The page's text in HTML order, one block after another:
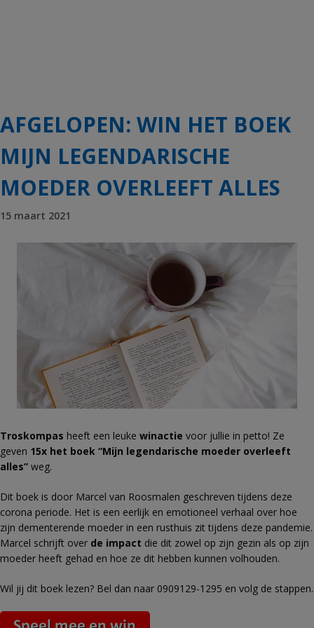
AFGELOPEN: WIN HET BOEK
MIJN LEGENDARISCHE
MOEDER OVERLEEFT ALLES
15 maart 2021
Troskompas heeft een leuke winactie voor jullie in petto! Ze
geven 15x het boek “Mijn legendarische moeder overleeft
alles” weg.
Dit boek is door Marcel van Roosmalen geschreven tijdens deze
corona periode. Het is een eerlijk en emotioneel verhaal over hoe
zijn dementerende moeder in een rusthuis zit tijdens deze pandemie.
Marcel schrijft over de impact die dit zowel op zijn gezin als op zijn
moeder heeft gehad en hoe ze dit hebben kunnen volhouden.
Wil jij dit boek lezen? Bel dan naar 0909129-1295 en volg de stappen.